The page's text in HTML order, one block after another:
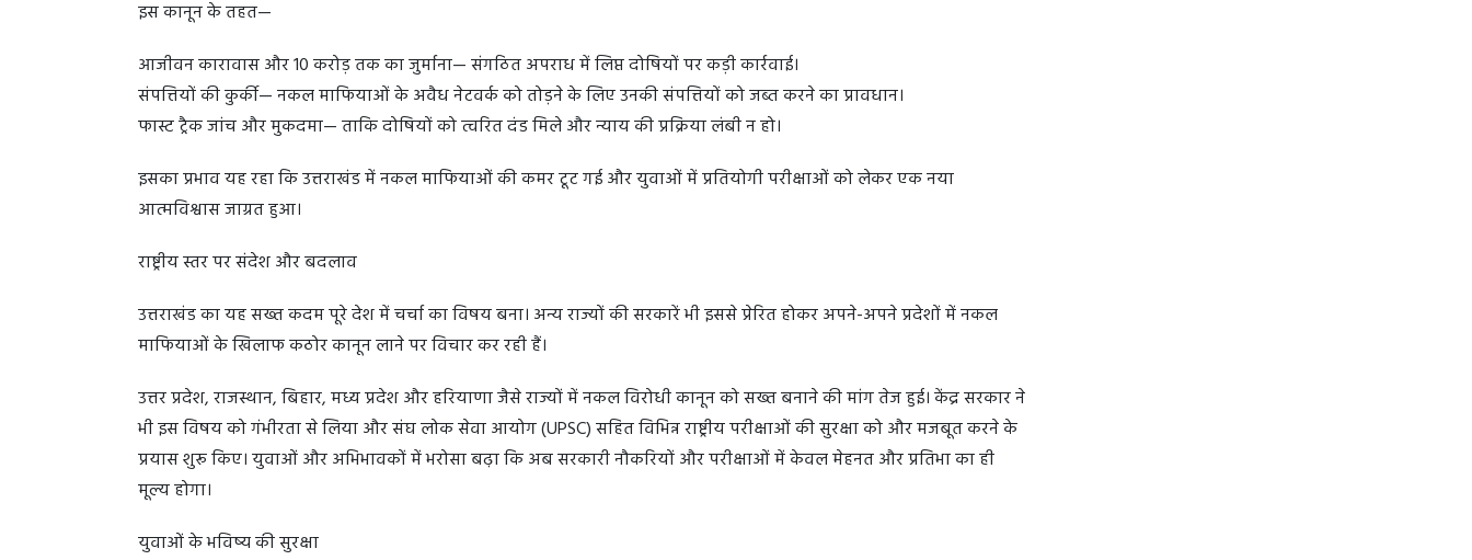
इस कानून के तहत—
आजीवन कारावास और 10 करोड़ तक का जुर्माना— संगठित अपराध में लिप्त दोषियों पर कड़ी कार्रवाई।
संपत्तियों की कुर्की— नकल माफियाओं के अवैध नेटवर्क को तोड़ने के लिए उनकी संपत्तियों को जब्त करने का प्रावधान।
फास्ट ट्रैक जांच और मुकदमा— ताकि दोषियों को त्वरित दंड मिले और न्याय की प्रक्रिया लंबी न हो।
इसका प्रभाव यह रहा कि उत्तराखंड में नकल माफियाओं की कमर टूट गई और युवाओं में प्रतियोगी परीक्षाओं को लेकर एक नया
आत्मविश्वास जाग्रत हुआ।
राष्ट्रीय स्तर पर संदेश और बदलाव
उत्तराखंड का यह सख्त कदम पूरे देश में चर्चा का विषय बना। अन्य राज्यों की सरकारें भी इससे प्रेरित होकर अपने-अपने प्रदेशों में नकल
माफियाओं के खिलाफ कठोर कानून लाने पर विचार कर रही हैं।
उत्तर प्रदेश, राजस्थान, बिहार, मध्य प्रदेश और हरियाणा जैसे राज्यों में नकल विरोधी कानून को सख्त बनाने की मांग तेज हुई। केंद्र सरकार ने
भी इस विषय को गंभीरता से लिया और संघ लोक सेवा आयोग (UPSC) सहित विभिन्न राष्ट्रीय परीक्षाओं की सुरक्षा को और मजबूत करने के
प्रयास शुरू किए। युवाओं और अभिभावकों में भरोसा बढ़ा कि अब सरकारी नौकरियों और परीक्षाओं में केवल मेहनत और प्रतिभा का ही
मूल्य होगा।
युवाओं के भविष्य की सुरक्षा